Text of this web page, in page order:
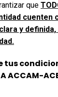
que
cuenten
y definida,
tus
A ACCAM-